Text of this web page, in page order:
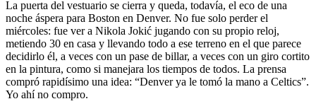
La puerta del vestuario se cierra y queda, todavía, el eco de una
noche áspera para Boston en Denver. No fue solo perder el
miércoles: fue ver a Nikola Jokić jugando con su propio reloj,
metiendo 30 en casa y llevando todo a ese terreno en el que parece
decidirlo él, a veces con un pase de billar, a veces con un giro cortito
en la pintura, como si manejara los tiempos de todos. La prensa
compró rapidísimo una idea: “Denver ya le tomó la mano a Celtics”.
Yo ahí no compro.